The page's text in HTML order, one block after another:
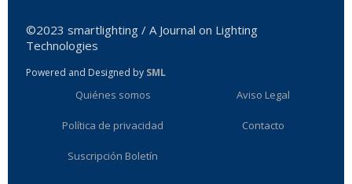
©2023 smartlighting / A Journal on Lighting
Technologies
Powered and Designed by SML
Quiénes somos Aviso Legal
Política de privacidad Contacto
Suscripción Boletín